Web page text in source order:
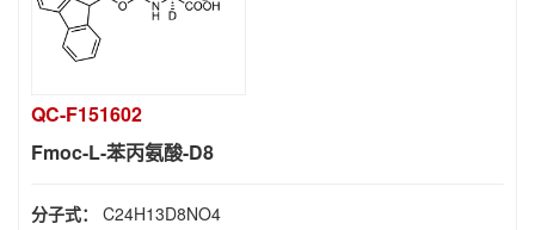
QC-F151602
Fmoc-L-苯丙氨酸-D8
分子式： C24H13D8NO4